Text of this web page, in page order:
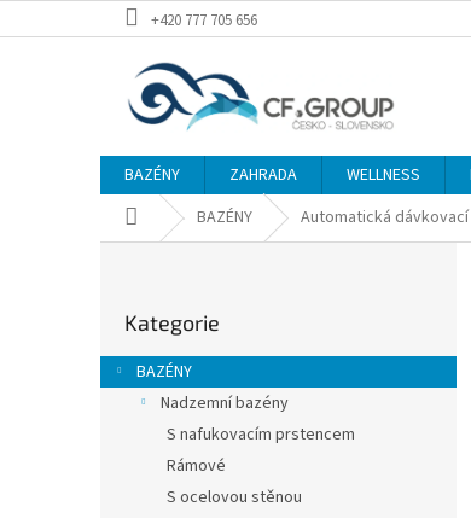
na
+420 777 705 656
BAZÉNY ZAHRADA WELLNESS
Domů BAZÉNY Automatická dávkovací
r
a
kategorie
Kategorie
BAZÉNY
Nadzemní bazény
S nafukovacím prstencem
Rámové
S ocelovou stěnou